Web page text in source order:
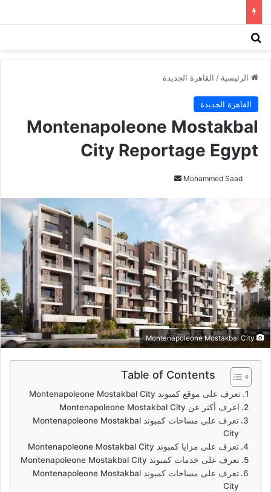
الرئيسية / القاهرة الجديدة
القاهرة الجديدة
Montenapoleone Mostakbal
City Reportage Egypt
Mohammed Saad
ر
ي
د
ل
ك
ن
ي
ا
Montenapoleone Mostakbal City
Table of Contents
تعرف على موقع كمبوند Montenapoleone Mostakbal City
اعرف أكثر عن Montenapoleone Mostakbal City
تعرف على مساحات كمبوند Montenapoleone Mostakbal
City
تعرف على مزايا كمبوند Montenapoleone Mostakbal City
تعرف على خدمات كمبوند Montenapoleone Mostakbal City
تعرف على مساحات كمبوند Montenapoleone Mostakbal
City